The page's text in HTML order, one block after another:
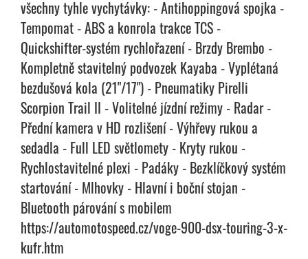
všechny tyhle vychytávky: - Antihoppingová spojka -
Tempomat - ABS a konrola trakce TCS -
Quickshifter-systém rychlořazení - Brzdy Brembo -
Kompletně stavitelný podvozek Kayaba - Vyplétaná
bezdušová kola (21"/17") - Pneumatiky Pirelli
Scorpion Trail II - Volitelné jízdní režimy - Radar -
Přední kamera v HD rozlišení - Výhřevy rukou a
sedadla - Full LED světlomety - Kryty rukou -
Rychlostavitelné plexi - Padáky - Bezklíčkový systém
startování - Mlhovky - Hlavní i boční stojan -
Bluetooth párování s mobilem
https://automotospeed.cz/voge-900-dsx-touring-3-x-
kufr.htm